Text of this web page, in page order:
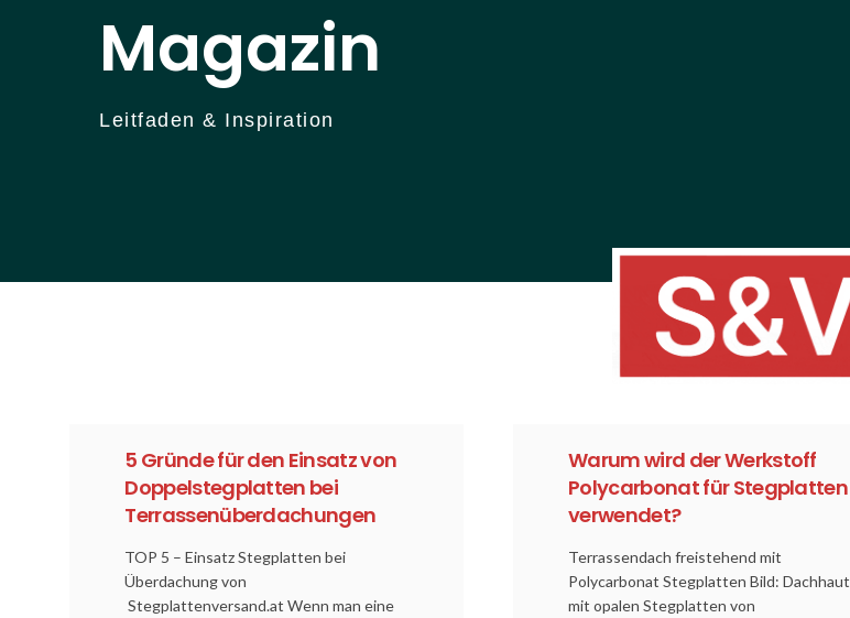
Magazin
Leitfaden & Inspiration
5 Gründe für den Einsatz von
Doppelstegplatten bei
Terrassenüberdachungen
TOP 5 – Einsatz Stegplatten bei
Überdachung von
Stegplattenversand.at Wenn man eine
Warum wird der Werkstoff
Polycarbonat für Stegplatten
verwendet?
Terrassendach freistehend mit
Polycarbonat Stegplatten Bild: Dachhaut
mit opalen Stegplatten von